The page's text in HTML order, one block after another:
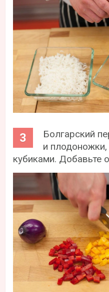
Болгарский
и плодоножки,
кубиками. Добавьте